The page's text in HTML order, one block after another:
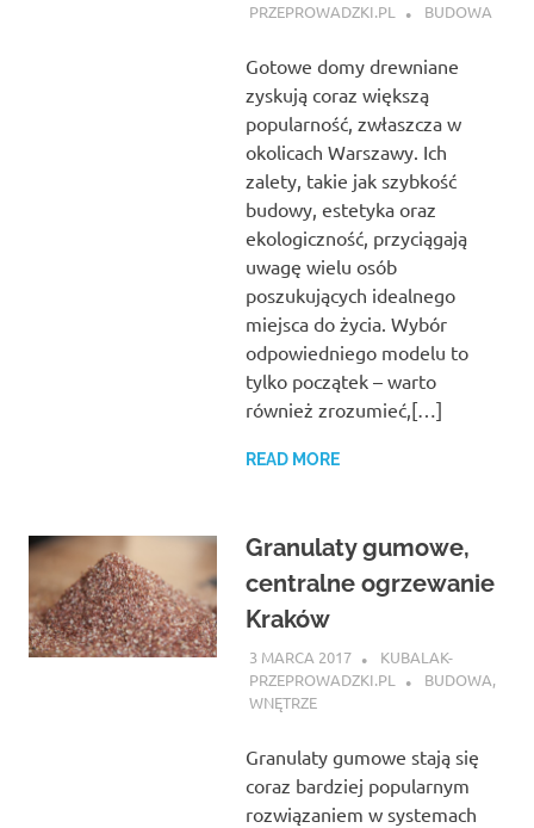
PRZEPROWADZKI.PL
BUDOWA
Gotowe domy drewniane
zyskują coraz większą
popularność, zwłaszcza w
okolicach Warszawy. Ich
zalety, takie jak szybkość
budowy, estetyka oraz
ekologiczność, przyciągają
uwagę wielu osób
poszukujących idealnego
miejsca do życia. Wybór
odpowiedniego modelu to
tylko początek – warto
również zrozumieć,[…]
READ MORE
Granulaty gumowe,
centralne ogrzewanie
Kraków
3 MARCA 2017
KUBALAK-
PRZEPROWADZKI.PL
BUDOWA,
WNĘTRZE
Granulaty gumowe stają się
coraz bardziej popularnym
rozwiązaniem w systemach